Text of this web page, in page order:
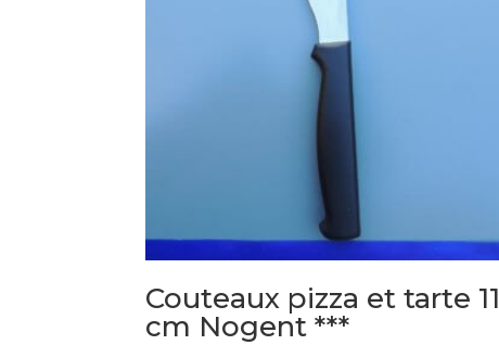
Couteaux pizza et tarte 11
cm Nogent ***